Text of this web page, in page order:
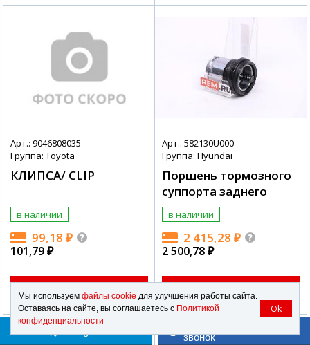
Мы используем файлы cookie для улучшения работы сайта.
Оставаясь на сайте, вы соглашаетесь с Политикой
конфиденциальности
Ok
Арт.: 9046808035
Группа: Toyota
КЛИПСА/ CLIP
в наличии
99,18 ₽
101,79₽
Арт.: 582130U000
Группа: Hyundai
Поршень тормозного
суппорта заднего
в наличии
2 415,28 ₽
2 500,78₽
звонок